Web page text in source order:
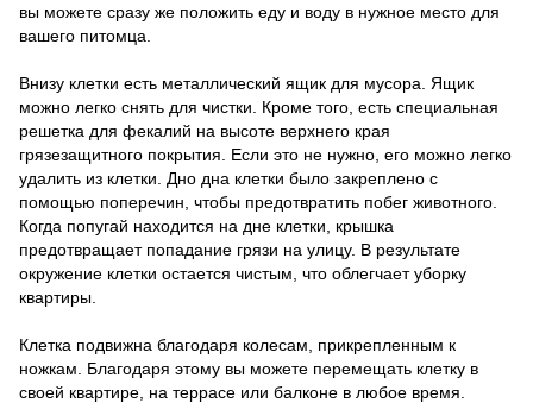
вы можете сразу же положить еду и воду в нужное место для
вашего питомца.
Внизу клетки есть металлический ящик для мусора. Ящик
можно легко снять для чистки. Кроме того, есть специальная
решетка для фекалий на высоте верхнего края
грязезащитного покрытия. Если это не нужно, его можно легко
удалить из клетки. Дно дна клетки было закреплено с
помощью поперечин, чтобы предотвратить побег животного.
Когда попугай находится на дне клетки, крышка
предотвращает попадание грязи на улицу. В результате
окружение клетки остается чистым, что облегчает уборку
квартиры.
Клетка подвижна благодаря колесам, прикрепленным к
ножкам. Благодаря этому вы можете перемещать клетку в
своей квартире, на террасе или балконе в любое время.